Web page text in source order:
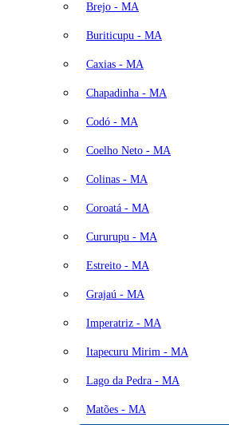
Brejo - MA
Buriticupu - MA
Caxias - MA
Chapadinha - MA
Codó - MA
Coelho Neto - MA
Colinas - MA
Coroatá - MA
Cururupu - MA
Estreito - MA
Grajaú - MA
Imperatriz - MA
Itapecuru Mirim - MA
Lago da Pedra - MA
Matões - MA